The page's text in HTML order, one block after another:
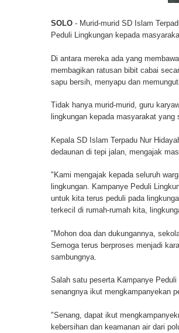
SOLO - Murid-murid SD Islam
Peduli Lingkungan kepada
Di antara mereka ada yang
membagikan ratusan bibit cabai
sapu bersih, menyapu dan
Tidak hanya murid-murid, guru
lingkungan kepada masyarakat
Kepala SD Islam Terpadu Nur
dedaunan di tepi jalan, mengajak
"Kami mengajak kepada seluruh
lingkungan. Kampanye Peduli
untuk kita terus peduli pada
terkecil di rumah-rumah kita,
"Mohon doa dan dukungannya,
Semoga terus berproses menjadi
sambungnya.
Salah satu peserta Kampanye
senangnya ikut mengkampanyekan
"Senang, dapat ikut
kebersihan dan keamanan air dari